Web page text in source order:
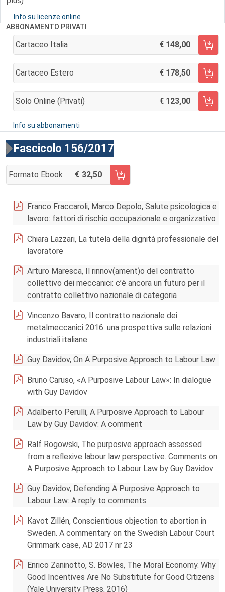
Info su licenze online
ABBONAMENTO PRIVATI
Cartaceo Italia 148,00
AGGIUNGI AL CARRELLO
Cartaceo Estero 178,50
AGGIUNGI AL CARRELLO
Solo Online (privati) 123,00
AGGIUNGI AL CARRELLO
Info su abbonamenti
Fascicolo 156/2017
Formato Ebook 32,50
AGGIUNGI AL CARRELLO FASCICOLO 156/2017
Franco Fraccaroli, Marco Depolo, Salute psicologica e
lavoro: fattori di rischio occupazionale e organizzativo
Chiara Lazzari, La tutela della dignità professionale del
lavoratore
Arturo Maresca, Il rinnov(ament)o del contratto
collettivo dei meccanici: c’è ancora un futuro per il
contratto collettivo nazionale di categoria
Vincenzo Bavaro, Il contratto nazionale dei
metalmeccanici 2016: una prospettiva sulle relazioni
industriali italiane
Guy Davidov, On A Purposive Approach to Labour Law
Bruno Caruso, «A Purposive Labour Law»: In dialogue
with Guy Davidov
Adalberto Perulli, A Purposive Approach to Labour
Law by Guy Davidov: A comment
Ralf Rogowski, The purposive approach assessed
from a reflexive labour law perspective. Comments on
A Purposive Approach to Labour Law by Guy Davidov
Guy Davidov, Defending A Purposive Approach to
Labour Law: A reply to comments
Kavot Zillén, Conscientious objection to abortion in
Sweden. A commentary on the Swedish Labour Court
Grimmark case, AD 2017 nr 23
Enrico Zaninotto, S. Bowles, The Moral Economy. Why
Good Incentives Are No Substitute for Good Citizens
(Yale University Press, 2016)